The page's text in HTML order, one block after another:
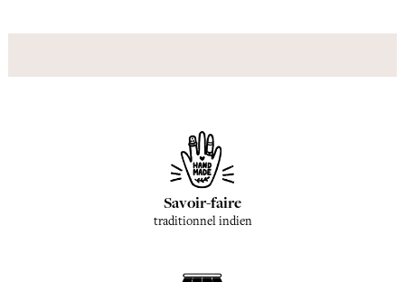
Savoir-faire
traditionnel indien